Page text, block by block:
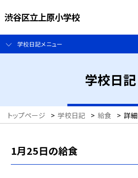
渋谷区立上原小学校
学校日記メニュー
学校日記
トップページ > 学校日記 > 給食 > 詳細
1月25日の給食